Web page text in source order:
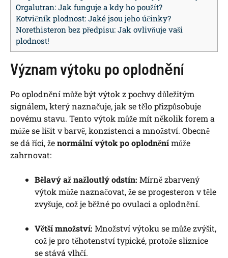
Orgalutran: Jak funguje a kdy ho použít?
Kotvičník plodnost: Jaké jsou jeho účinky?
Norethisteron bez předpisu: Jak ovlivňuje vaši
plodnost!
Význam výtoku po oplodnění
Po oplodnění může být výtok z pochvy důležitým
signálem, který naznačuje, jak se tělo přizpůsobuje
novému stavu. Tento výtok může mít několik forem a
může se lišit v barvě, konzistenci a množství. Obecně
se dá říci, ženormální výtok po oplodněnímůže
zahrnovat:
Bělavý až nažloutlý odstín: Mírně zbarvený
výtok může naznačovat, že se progesteron v těle
zvyšuje, což je běžné po ovulaci a oplodnění.
Větší množství: Množství výtoku se může zvýšit,
což je pro těhotenství typické, protože sliznice
se stává vlhčí.